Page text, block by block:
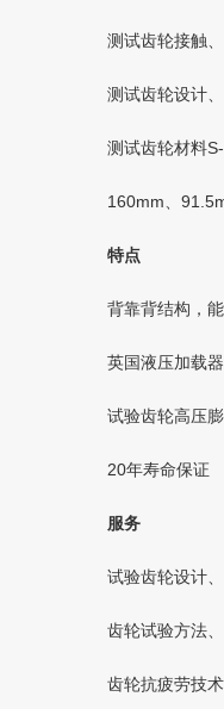
测试齿轮接触
测试齿轮设计
测试齿轮材料
160mm、
特点
背靠背结构，
英国液压加载
试验齿轮高压
20年寿命保证
服务
试验齿轮设计
齿轮试验方法
齿轮抗疲劳技